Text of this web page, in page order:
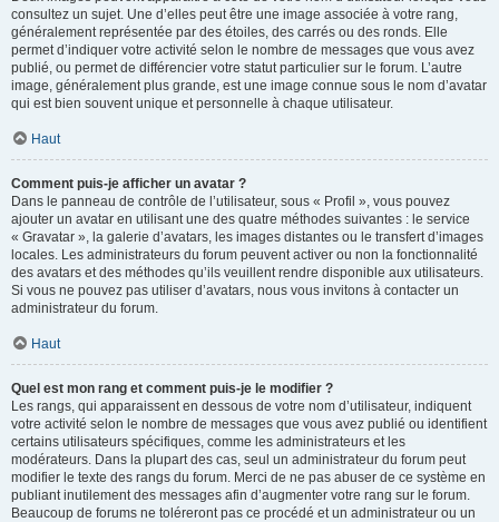
consultez un sujet. Une d’elles peut être une image associée à votre rang,
généralement représentée par des étoiles, des carrés ou des ronds. Elle
permet d’indiquer votre activité selon le nombre de messages que vous avez
publié, ou permet de différencier votre statut particulier sur le forum. L’autre
image, généralement plus grande, est une image connue sous le nom d’avatar
qui est bien souvent unique et personnelle à chaque utilisateur.
Haut
Comment puis-je afficher un avatar ?
Dans le panneau de contrôle de l’utilisateur, sous « Profil », vous pouvez
ajouter un avatar en utilisant une des quatre méthodes suivantes : le service
« Gravatar », la galerie d’avatars, les images distantes ou le transfert d’images
locales. Les administrateurs du forum peuvent activer ou non la fonctionnalité
des avatars et des méthodes qu’ils veuillent rendre disponible aux utilisateurs.
Si vous ne pouvez pas utiliser d’avatars, nous vous invitons à contacter un
administrateur du forum.
Haut
Quel est mon rang et comment puis-je le modifier ?
Les rangs, qui apparaissent en dessous de votre nom d’utilisateur, indiquent
votre activité selon le nombre de messages que vous avez publié ou identifient
certains utilisateurs spécifiques, comme les administrateurs et les
modérateurs. Dans la plupart des cas, seul un administrateur du forum peut
modifier le texte des rangs du forum. Merci de ne pas abuser de ce système en
publiant inutilement des messages afin d’augmenter votre rang sur le forum.
Beaucoup de forums ne toléreront pas ce procédé et un administrateur ou un